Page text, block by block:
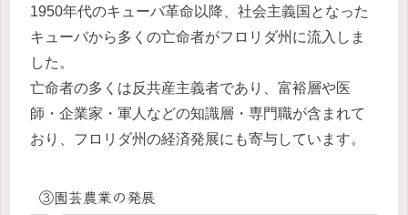
1950年代のキューバ革命以降、社会主義国となった
キューバから多くの亡命者がフロリダ州に流入しま
した。
亡命者の多くは反共産主義者であり、富裕層や医
師・企業家・軍人などの知識層・専門職が含まれて
おり、フロリダ州の経済発展にも寄与しています。
③園芸農業の発展